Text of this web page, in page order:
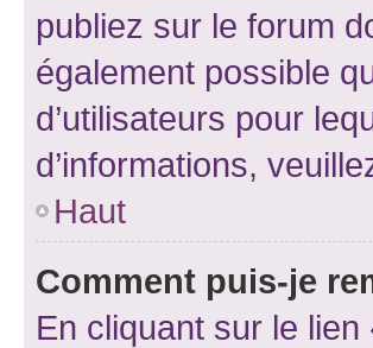
publiez sur le forum
également possible
d’utilisateurs pour
d’informations,
Haut
Comment puis-je
En cliquant sur le